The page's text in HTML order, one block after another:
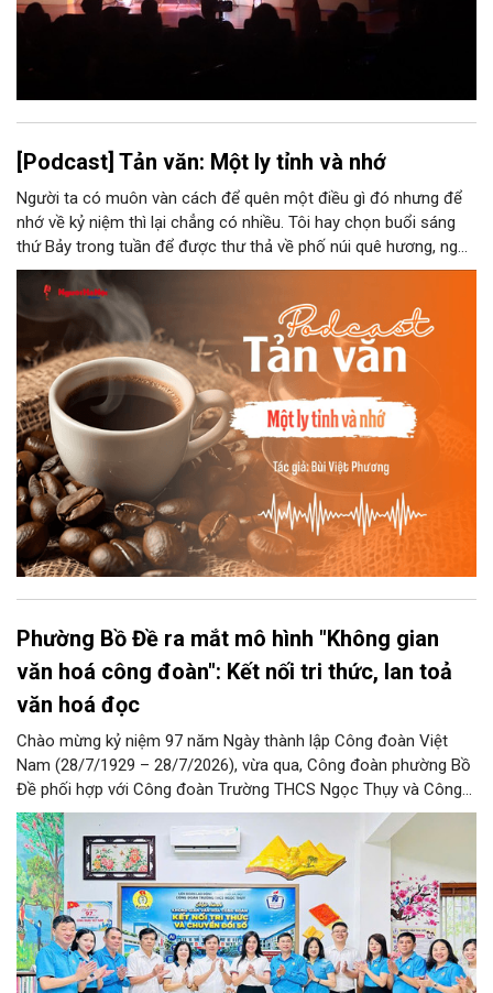
[Podcast] Tản văn: Một ly tỉnh và nhớ
Người ta có muôn vàn cách để quên một điều gì đó nhưng để
nhớ về kỷ niệm thì lại chẳng có nhiều. Tôi hay chọn buổi sáng
thứ Bảy trong tuần để được thư thả về phố núi quê hương, ngồi
đợi giọt đắng của đất đai, mưa nắng điểm từng nhịp xuống
chiếc ly sứ như đợi thời gian mở cánh cửa diệu kì của mình.
Phường Bồ Đề ra mắt mô hình "Không gian
văn hoá công đoàn": Kết nối tri thức, lan toả
văn hoá đọc
Chào mừng kỷ niệm 97 năm Ngày thành lập Công đoàn Việt
Nam (28/7/1929 – 28/7/2026), vừa qua, Công đoàn phường Bồ
Đề phối hợp với Công đoàn Trường THCS Ngọc Thụy và Công
đoàn Trường Tiểu học Ái Mộ B tổ chức Lễ ra mắt Mô hình
“Không gian văn hóa công đoàn”.